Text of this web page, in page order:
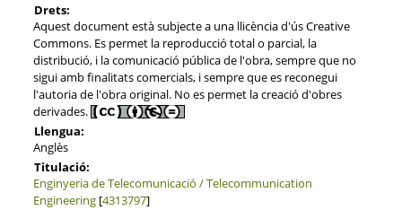
Drets:
Aquest document està subjecte a una llicència d'ús Creative
Commons. Es permet la reproducció total o parcial, la
distribució, i la comunicació pública de l'obra, sempre que no
sigui amb finalitats comercials, i sempre que es reconegui
l'autoria de l'obra original. No es permet la creació d'obres
derivades.
Llengua:
Anglès
Titulació:
Enginyeria de Telecomunicació / Telecommunication
Engineering[4313797]